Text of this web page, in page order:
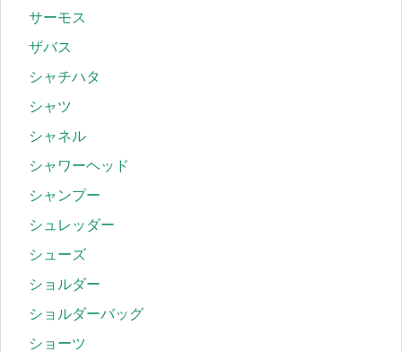
サーモス
ザバス
シャチハタ
シャツ
シャネル
シャワーヘッド
シャンプー
シュレッダー
シューズ
ショルダー
ショルダーバッグ
ショーツ